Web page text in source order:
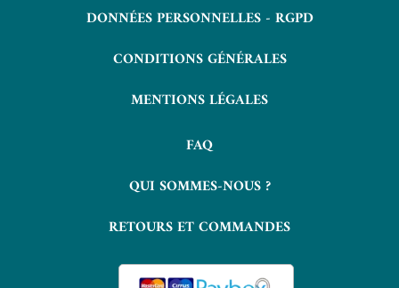
DONNÉES PERSONNELLES - RGPD
CONDITIONS GÉNÉRALES
MENTIONS LÉGALES
FAQ
QUI SOMMES-NOUS ?
RETOURS ET COMMANDES